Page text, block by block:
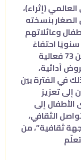
(إثراء)،
بنسخته
وعائلاتهم
احتفاءً
بالإبداع والثقافة والتعلّم، عبر أكثر من 73 فعالية
أدائية،
في الفترة بين
إلى تعزيز
إلى
الثقافي،
ثقافية”، من